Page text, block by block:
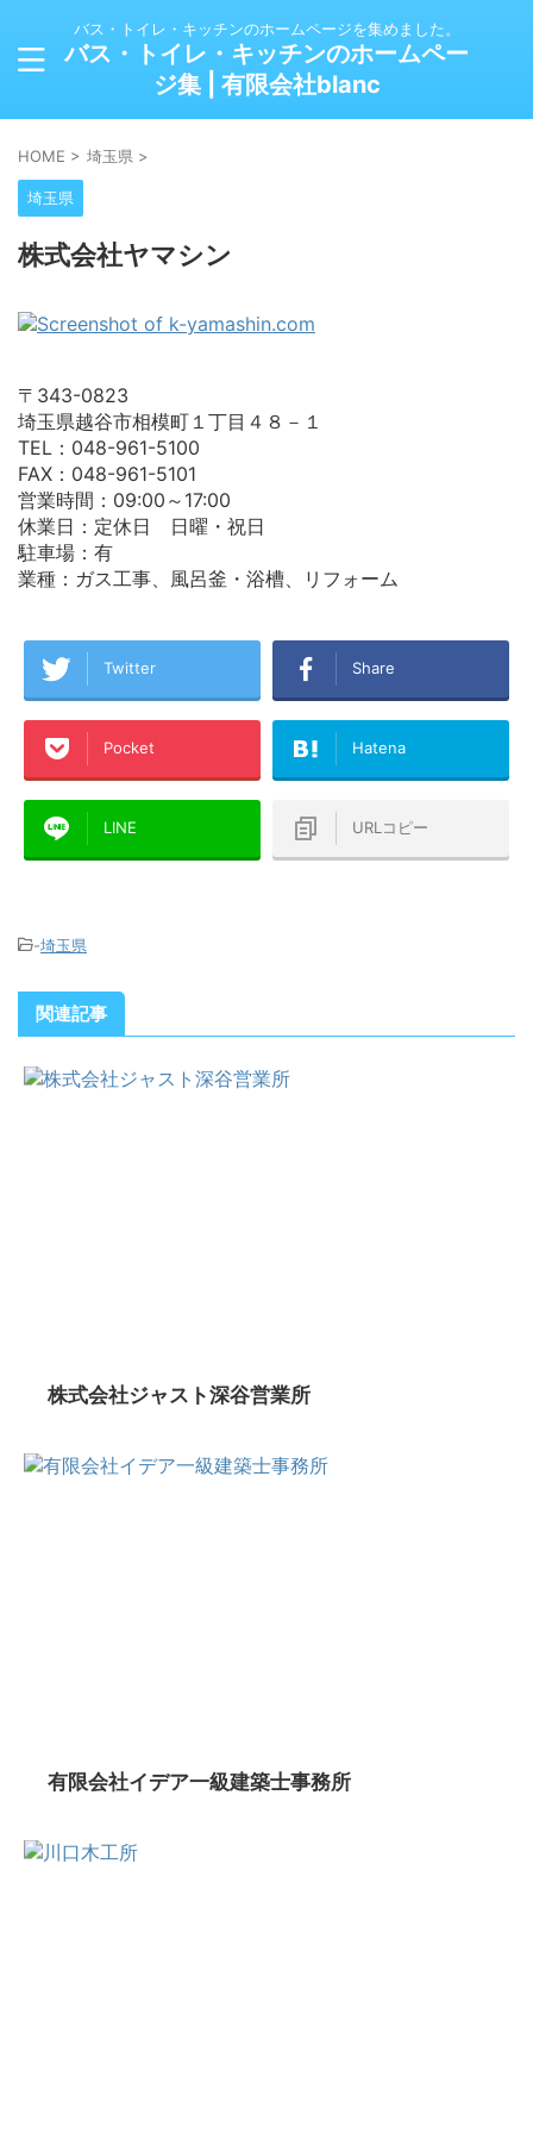
バス・トイレ・キッチンのホームページを集めました。
バス・トイレ・キッチンのホームペー
ジ集 | 有限会社blanc
HOME > 埼玉県 >
埼玉県
株式会社ヤマシン
〒343-0823
埼玉県越谷市相模町１丁目４８－１
TEL：048-961-5100
FAX：048-961-5101
営業時間：09:00～17:00
休業日：定休日 日曜・祝日
駐車場：有
業種：ガス工事、風呂釜・浴槽、リフォーム
Twitter Share
Pocket Hatena
LINE URLコピー
-埼玉県
関連記事
株式会社ジャスト深谷営業所
有限会社イデア一級建築士事務所